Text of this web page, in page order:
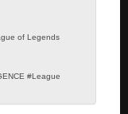
of Legends
#League